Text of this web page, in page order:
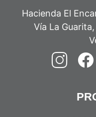
Hacienda El
Vía La